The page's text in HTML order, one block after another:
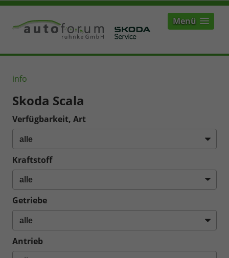
Menü
info
Skoda Scala
Verfügbarkeit, Art
Kraftstoff
Getriebe
Antrieb